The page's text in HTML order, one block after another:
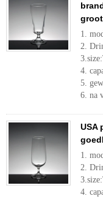
1.
2.
4.
5.
6. na
USA
1.
2.
4.